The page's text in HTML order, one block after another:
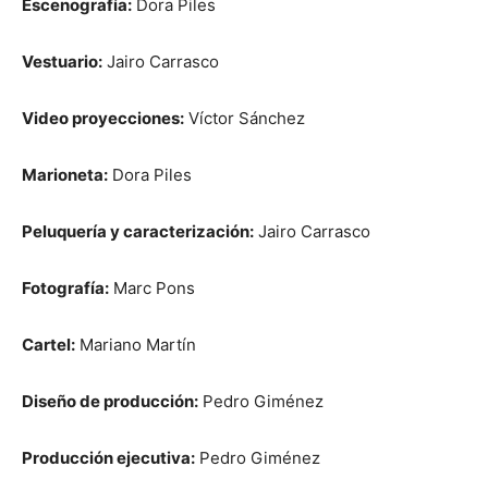
Escenografía: Dora Piles
Vestuario: Jairo Carrasco
Video proyecciones: Víctor Sánchez
Marioneta: Dora Piles
Peluquería y caracterización: Jairo Carrasco
Fotografía: Marc Pons
Cartel: Mariano Martín
Diseño de producción: Pedro Giménez
Producción ejecutiva: Pedro Giménez